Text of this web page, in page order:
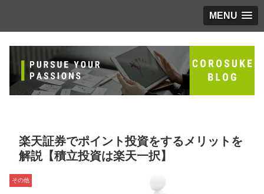
MENU
楽天証券でポイント投資をするメリットを
解説【積立投資は楽天一択】
その他